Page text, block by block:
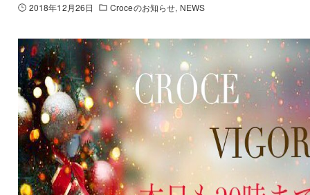
2018年12月26日 Croceのお知らせ NEWS